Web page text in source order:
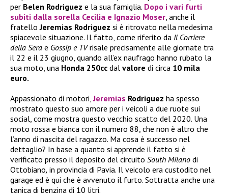
per Belen Rodriguez e la sua famiglia. Dopo i vari furti
subiti dalla sorella Cecilia e Ignazio Moser, anche il
fratelloJeremias Rodriguez si è ritrovato nella medesima
spiacevole situazione. Il fatto, come riferito da Il Corriere
della Sera e Gossip e TVrisale precisamente alle giornate tra
il 22 e il 23 giugno, quando all’ex naufrago hanno rubato la
sua moto, una Honda 250cc dal valore di circa 10 mila
euro.
Appassionato di motori,Jeremias Rodriguez ha spesso
mostrato questo suo amore per i veicoli a due ruote sui
social, come mostra questo vecchio scatto del 2020. Una
moto rossa e bianca con il numero 88, che non è altro che
l’anno di nascita del ragazzo. Ma cosa è successo nel
dettaglio? In base a quanto si apprende il fatto si è
verificato presso il deposito del circuito South Milano di
Ottobiano, in provincia di Pavia. Il veicolo era custodito nel
garage ed è qui che è avvenuto il furto. Sottratta anche una
tanica di benzina di 10 litri.